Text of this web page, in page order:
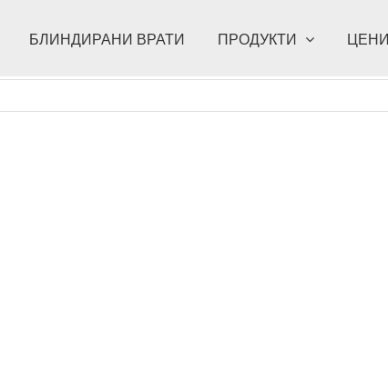
БЛИНДИРАНИ ВРАТИ ПРОДУКТИ ЦЕНИ